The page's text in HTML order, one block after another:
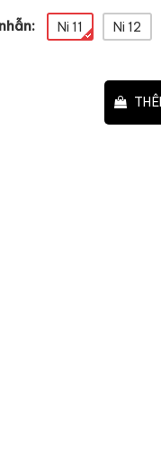
Ni 11 Ni 12